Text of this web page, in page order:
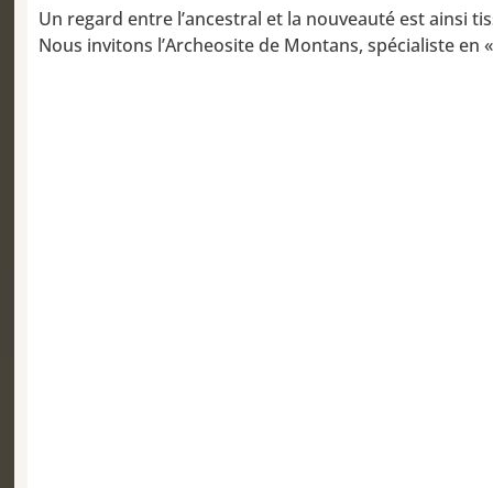
Un regard entre l’ancestral et la nouveauté est ainsi
Nous invitons l’Archeosite de Montans, spécialiste en